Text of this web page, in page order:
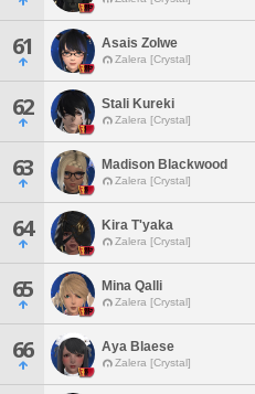
61 Asais Zolwe
Zalera [Crystal]
62 Stali Kureki
Zalera [Crystal]
63 Madison Blackwood
Zalera [Crystal]
64 Kira T'yaka
Zalera [Crystal]
65 Mina Qalli
Zalera [Crystal]
66 Aya Blaese
Zalera [Crystal]